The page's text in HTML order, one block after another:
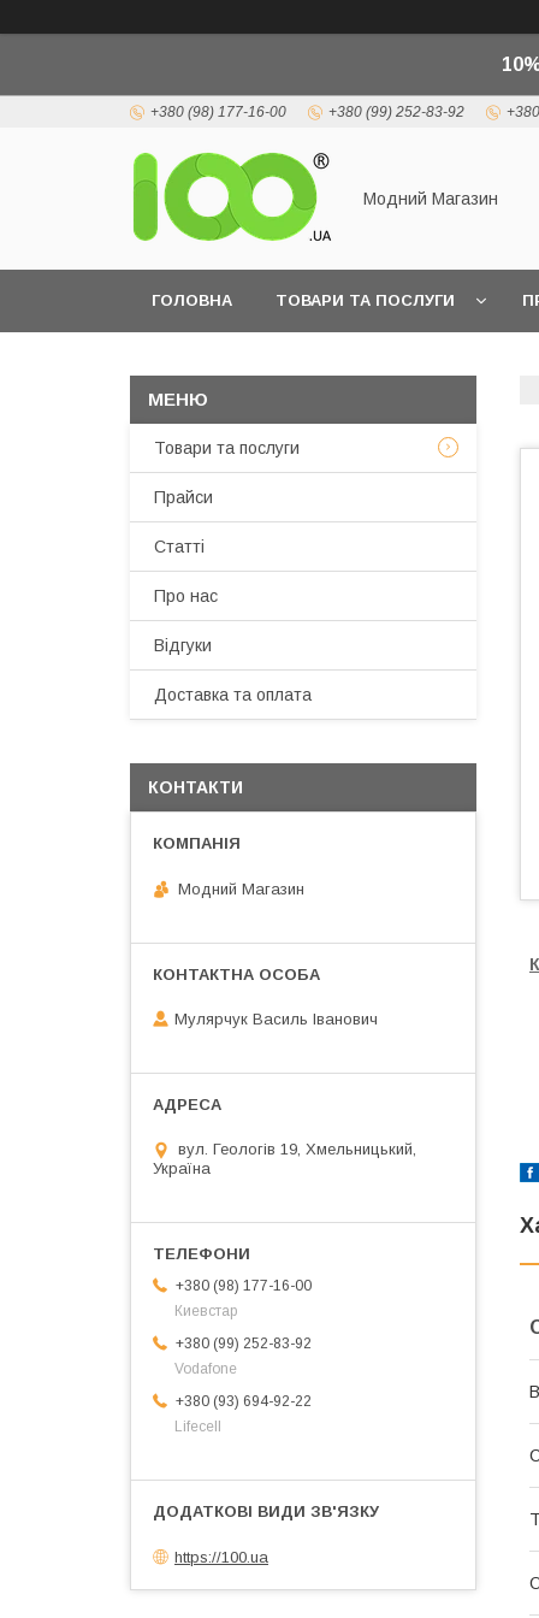
+380 (98) 177-16-00 +380 (99) 252-83-92
Модний Магазин
ГОЛОВНА ТОВАРИ ТА ПОСЛУГИ
Товари та послуги
Прайси
Статті
Про нас
Відгуки
Доставка та оплата
КОНТАКТИ
Модний Магазин
Мулярчук Василь Іванович
вул. Геологів 19, Хмельницький,
Україна
+380 (98) 177-16-00
Киевстар
+380 (99) 252-83-92
Vodafone
+380 (93) 694-92-22
Lifecell
https://100.ua